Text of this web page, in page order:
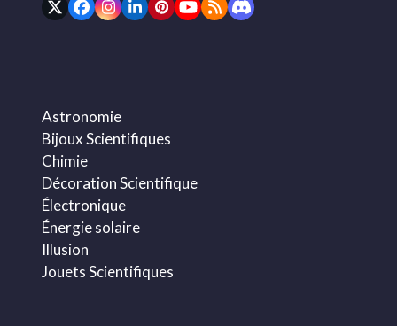
TwitterFacebook
Instagram
LinkedIn
Pinterest
YouTube
RSSDiscord
Astronomie
Bijoux Scientifiques
Chimie
Décoration Scientifique
Électronique
Énergie solaire
Illusion
Jouets Scientifiques